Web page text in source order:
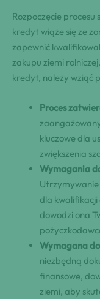
Rozpoczęcie
kredyt wiąże się ze
zapewnić
zakupu ziemi
kredyt, należy wziąć
Proces
kluczowe dla
zwiększenia
Wymagania
dla
dowodzi ona
Wymagana
niezbędną
finansowe,
ziemi, aby